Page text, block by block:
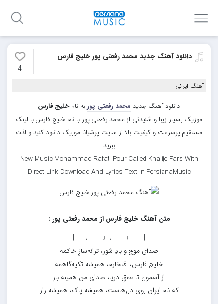
دانلود آهنگ جدید محمد رفعتی پور خلیج فارس
4
آهنگ ایرانی
دانلود آهنگ جدید محمد رفعتی پوربه نامخلیج فارس
موزیک بسیار زیبا و شنیدنی از محمد رفعتی پور با نام خلیج فارس با لینک
مستقیم پرسرعت و کیفیت بالا از سایت پرشیانا موزیک دانلود کنید و لذت
ببرید
New Music Mohammad Rafati Pour Called Khalije Fars With
Direct Link Download And Lyrics Text In PersianaMusic
متن آهنگ خلیج فارس از محمد رفعتی پور :
|——♩—–♩♩——♩——|
صدای موج و بادِ شور، ترانه‌سازِ خاکمه
خلیج فارس، افتخارم، همیشه تکیه‌گاهمه
از آسمون تا عمقِ دریا، صدای من همینه باز
که نام ایران روی دل‌هاست، همیشه پاک، همیشه راز